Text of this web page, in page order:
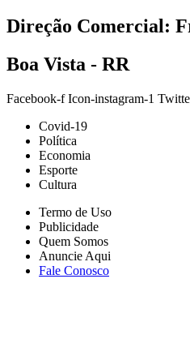
Direção Comercial:
Boa Vista - RR
Facebook-f Icon-instagram-1
Covid-19
Política
Economia
Esporte
Cultura
Termo de Uso
Publicidade
Quem Somos
Anuncie Aqui
Fale Conosco